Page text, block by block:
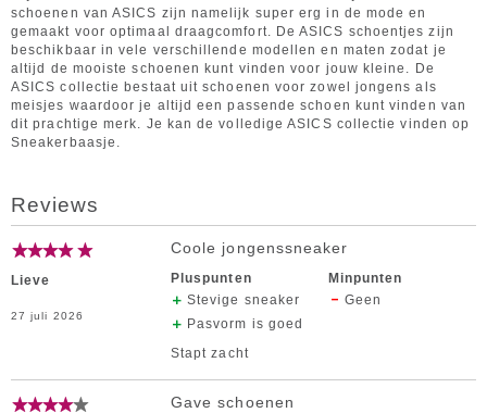
schoenen van ASICS zijn namelijk super erg in de mode en
gemaakt voor optimaal draagcomfort. De ASICS schoentjes zijn
beschikbaar in vele verschillende modellen en maten zodat je
altijd de mooiste schoenen kunt vinden voor jouw kleine. De
ASICS collectie bestaat uit schoenen voor zowel jongens als
meisjes waardoor je altijd een passende schoen kunt vinden van
dit prachtige merk. Je kan de volledige ASICS collectie vinden op
Sneakerbaasje.
Reviews
Lieve
27 juli 2026
Coole jongenssneaker
Pluspunten
Stevige sneaker
Pasvorm is goed
Minpunten
Geen
Stapt zacht
Gave schoenen